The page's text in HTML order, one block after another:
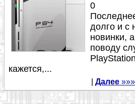
0
долго и с
новинки,
поводу
кажется,...
Далее »»»